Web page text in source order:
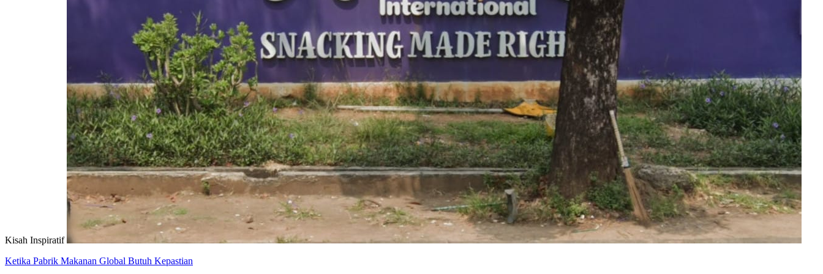
Kisah Inspiratif
Ketika Pabrik Makanan Global Butuh Kepastian